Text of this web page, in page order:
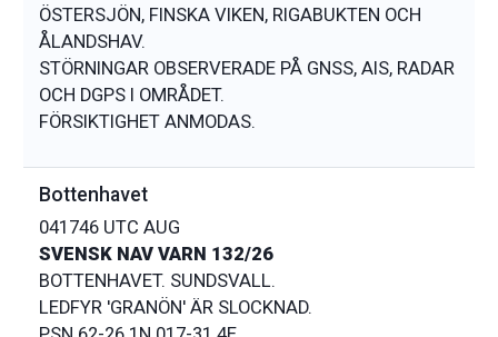
ÖSTERSJÖN, FINSKA VIKEN, RIGABUKTEN OCH
ÅLANDSHAV.
STÖRNINGAR OBSERVERADE PÅ GNSS, AIS, RADAR
OCH DGPS I OMRÅDET.
Bottenhavet
041746 UTC AUG
SVENSK NAV VARN 132/26
BOTTENHAVET. SUNDSVALL.
LEDFYR 'GRANÖN' ÄR SLOCKNAD.